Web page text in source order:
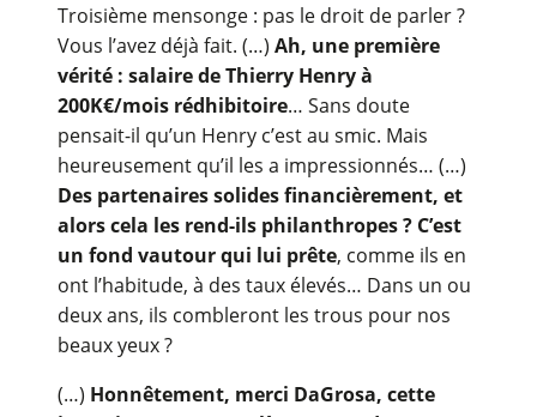
Troisième mensonge : pas le droit de parler ?
Vous l’avez déjà fait. (…) Ah, une première
vérité : salaire de Thierry Henry à
200K€/mois rédhibitoire… Sans doute
pensait-il qu’un Henry c’est au smic. Mais
heureusement qu’il les a impressionnés… (…)
Des partenaires solides financièrement, et
alors cela les rend-ils philanthropes ? C’est
un fond vautour qui lui prête, comme ils en
ont l’habitude, à des taux élevés… Dans un ou
deux ans, ils combleront les trous pour nos
beaux yeux ?
(…) Honnêtement, merci DaGrosa, cette